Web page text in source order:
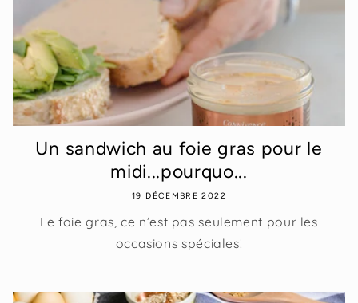
Un sandwich au foie gras pour le
midi...pourquo...
19 DÉCEMBRE 2022
Le foie gras, ce n’est pas seulement pour les
occasions spéciales!